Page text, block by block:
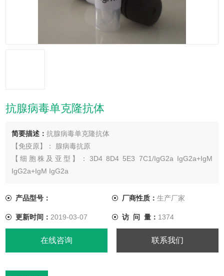
抗腺病毒单克隆抗体
简要描述：抗腺病毒单克隆抗体
【免疫原】： 腺病毒抗原
【细胞株及亚型】：3D4 8D4 5E3 7C1/IgG2a IgG2a+IgM
IgG2a+IgM IgG2a
【浓度】：2-5mg/ml
【应用】： 可用于ELISA、WB、IHC、免疫层析等体外免疫诊断
【纯化方式】：SPG亲和层析纯化
产品型号： 厂商性质： 生产厂家
更新时间： 2019-03-07 访 问 量： 1374
在线咨询 联系我们